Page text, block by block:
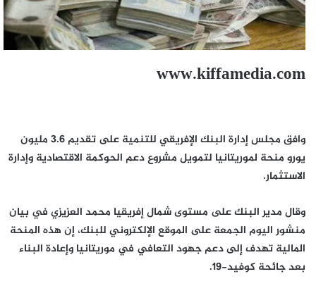
www.kiffamedia.com
وافق مجلس إدارة البنك الإفريقي للتنمية على تقديم 3.6 مليون
يورو منحة لموريتانيا لتمويل مشروع دعم الحوكمة الاقتصادية وإدارة
الاستثمار.
وقال مدير البنك على مستوى شمال إفريقيا محمد العزيزي في بيان
منشور اليوم الجمعة على الموقع الإلكتروني للبنك، إن هذه المنحة
المالية تهدف إلى دعم جهود التعافي في موريتانيا وإعادة البناء
بعد جائحة كوفيد-19.